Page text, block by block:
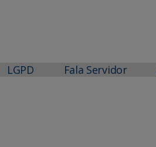
LGPD Fala Servidor